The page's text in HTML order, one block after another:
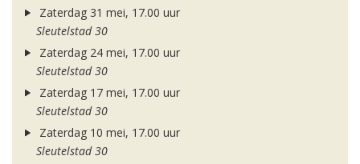
Zaterdag 31 mei, 17.00 uur
Sleutelstad 30
Zaterdag 24 mei, 17.00 uur
Sleutelstad 30
Zaterdag 17 mei, 17.00 uur
Sleutelstad 30
Zaterdag 10 mei, 17.00 uur
Sleutelstad 30